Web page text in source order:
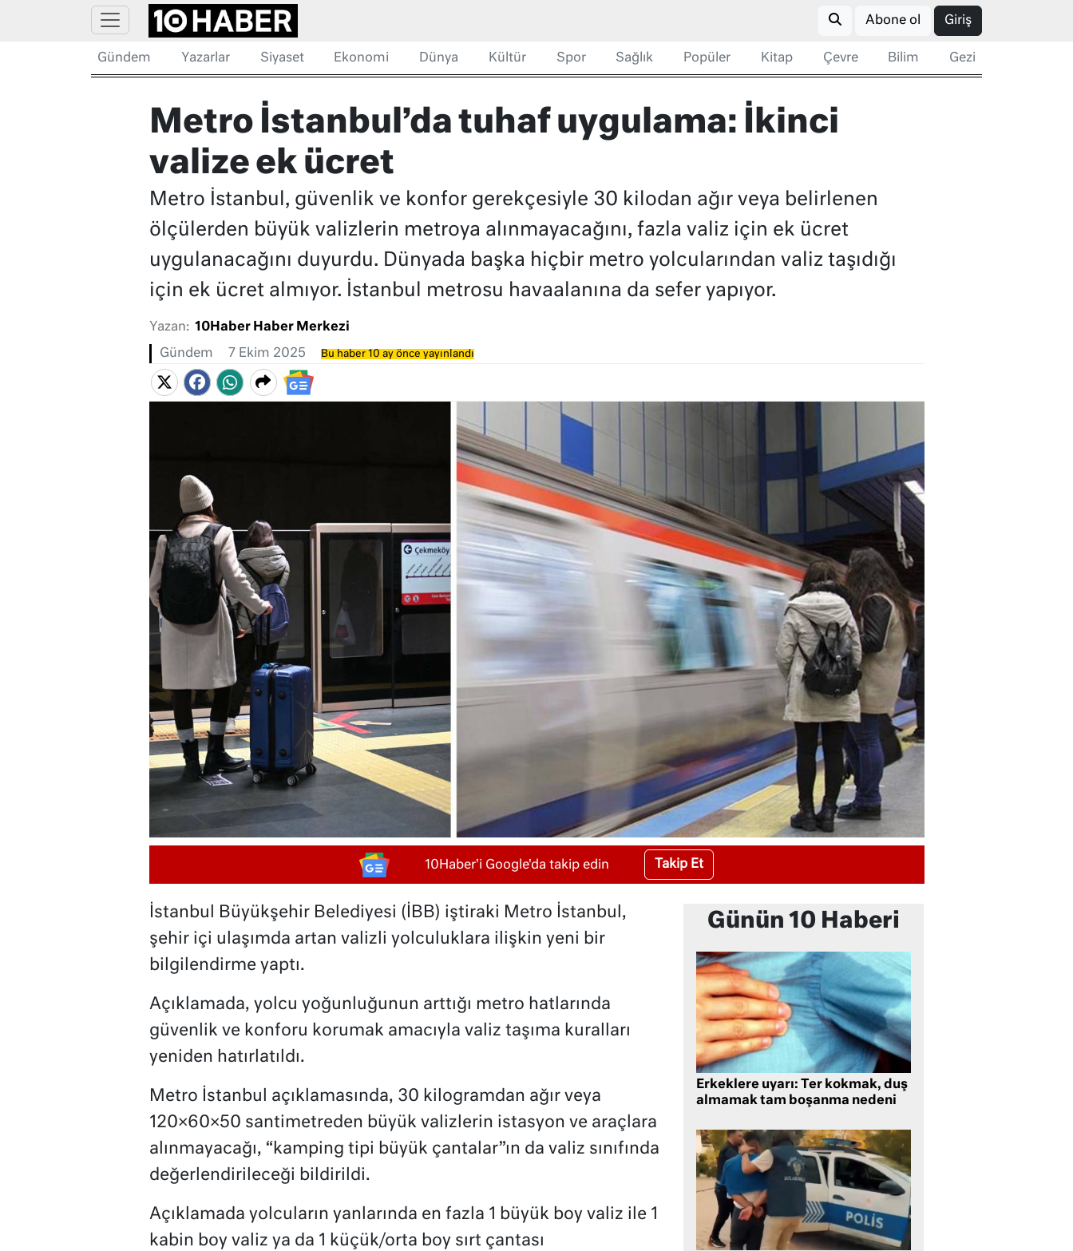
Abone ol Giriş
Gündem Yazarlar Siyaset Ekonomi Dünya Kültür Spor Sağlık Popüler Kitap Çevre Bilim Gezi
Metro İstanbul’da tuhaf uygulama: İkinci
valize ek ücret
Metro İstanbul, güvenlik ve konfor gerekçesiyle 30 kilodan ağır veya belirlenen
ölçülerden büyük valizlerin metroya alınmayacağını, fazla valiz için ek ücret
uygulanacağını duyurdu. Dünyada başka hiçbir metro yolcularından valiz taşıdığı
için ek ücret almıyor. İstanbul metrosu havaalanına da sefer yapıyor.
Yazan: 10Haber Haber Merkezi
Gündem 7 Ekim 2025 Bu haber 10 ay önce yayınlandı
10Haber'i Google'da takip edin Takip Et
İstanbul Büyükşehir Belediyesi (İBB) iştiraki Metro İstanbul,
şehir içi ulaşımda artan valizli yolculuklara ilişkin yeni bir
bilgilendirme yaptı.
Açıklamada, yolcu yoğunluğunun arttığı metro hatlarında
güvenlik ve konforu korumak amacıyla valiz taşıma kuralları
yeniden hatırlatıldı.
Metro İstanbul açıklamasında, 30 kilogramdan ağır veya
120×60×50 santimetreden büyük valizlerin istasyon ve araçlara
alınmayacağı, “kamping tipi büyük çantalar”ın da valiz sınıfında
değerlendirileceği bildirildi.
Açıklamada yolcuların yanlarında en fazla 1 büyük boy valiz ile 1
kabin boy valiz ya da 1 küçük/orta boy sırt çantası
Günün 10 Haberi
Erkeklere uyarı: Ter kokmak, duş
almamak tam boşanma nedeni